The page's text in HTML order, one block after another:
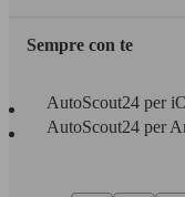
Sempre con te
AutoScout24 per
AutoScout24 per